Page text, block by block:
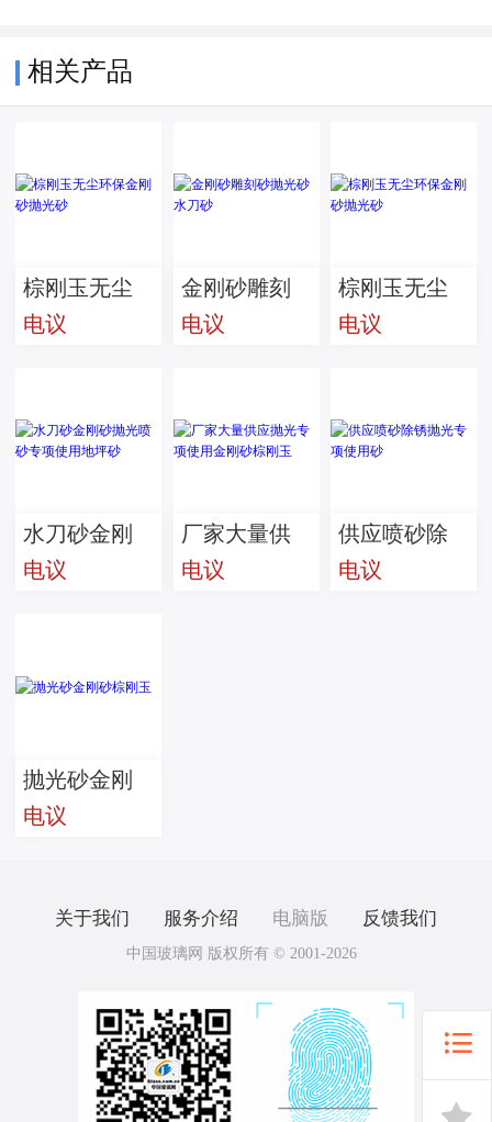
相关产品
棕刚玉无尘
环保金刚砂
电议
金刚砂雕刻
砂抛光砂水
电议
棕刚玉无尘
环保金刚砂
电议
水刀砂金刚
砂抛光喷砂
电议
厂家大量供
应抛光专项
电议
供应喷砂除
锈抛光专项
电议
抛光砂金刚
砂棕刚玉
电议
关于我们 服务介绍 电脑版 反馈我们
中国玻璃网 版权所有 © 2001-2026

